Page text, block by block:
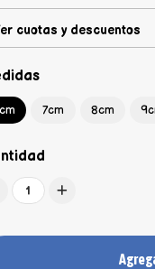
cuotas y descuentos
7cm 8cm
1